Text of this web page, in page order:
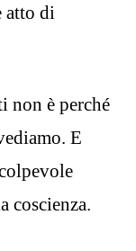
atto di
non è perché
E
coscienza.